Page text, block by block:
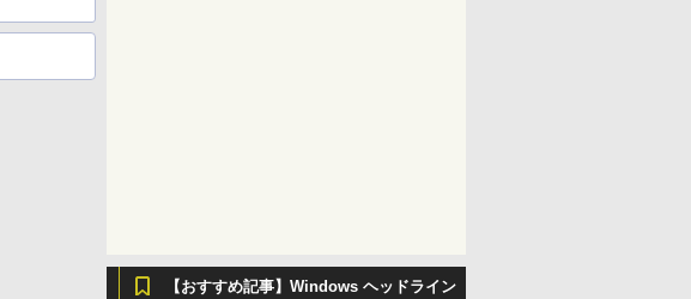
【おすすめ記事】Windows ヘッドライン